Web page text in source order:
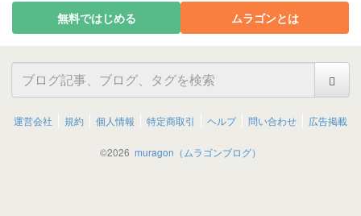
無料ではじめる ムラゴンとは
運営会社 規約 個人情報 特定商取引 ヘルプ 問い合わせ 広告掲載
©2026 muragon（ムラゴンブログ）